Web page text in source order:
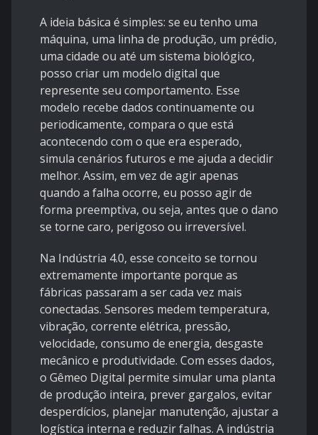
A ideia básica é simples: se eu tenho uma
máquina, uma linha de produção, um prédio,
uma cidade ou até um sistema biológico,
posso criar um modelo digital que
represente seu comportamento. Esse
modelo recebe dados continuamente ou
periodicamente, compara o que está
acontecendo com o que era esperado,
simula cenários futuros e me ajuda a decidir
melhor. Assim, em vez de agir apenas
quando a falha ocorre, eu posso agir de
forma preemptiva, ou seja, antes que o dano
se torne caro, perigoso ou irreversível.
Na Indústria 4.0, esse conceito se tornou
extremamente importante porque as
fábricas passaram a ser cada vez mais
conectadas. Sensores medem temperatura,
vibração, corrente elétrica, pressão,
velocidade, consumo de energia, desgaste
mecânico e produtividade. Com esses dados,
o Gêmeo Digital permite simular uma planta
de produção inteira, prever gargalos, evitar
desperdícios, planejar manutenção, ajustar a
logística interna e reduzir falhas. A indústria